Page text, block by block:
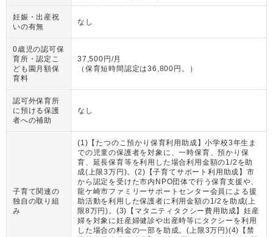
妊娠・出産祝
いの有無
なし
0歳児の認可保
育所・認定こ
ども園月額保
育料
37,500円/月
（ 保育短時間認定は36,800円。 ）
認可外保育所
に預ける保護
者への補助
なし
子育て関連の
独自の取り組
み
(1)【たつのこ預かり保育利用助成】小学校3年生ま
での児童の保護者を対象に、一時保育、預かり保
育、延長保育等を利用した場合利用金額の1/2を助
成(上限3万円)。(2)【子育てサポート利用助成】市
から認定を受けた市内NPO団体で行う保育支援や、
龍ケ崎市ファミリーサポートセンター会員による援
助活動を利用した保護者に利用金額の1/2を助成(上
限8万円)。(3)【マタニティタクシー費用助成】妊産
婦を対象に妊産婦健診や出産時等にタクシーを利用
した場合の料金の一部を助成。(上限3万円)(4)【禁